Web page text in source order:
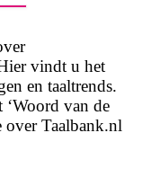
vindt u het
en taaltrends.
van de
over Taalbank.nl